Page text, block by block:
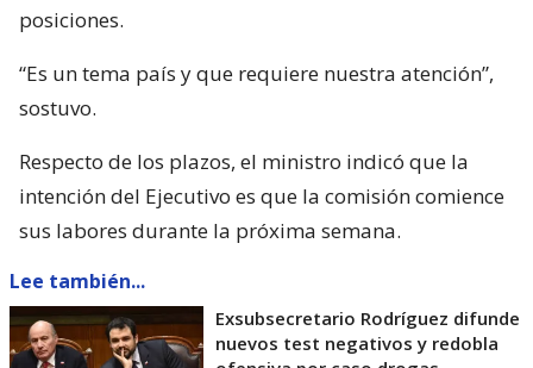
posiciones.
“Es un tema país y que requiere nuestra atención”,
sostuvo.
Respecto de los plazos, el ministro indicó que la
intención del Ejecutivo es que la comisión comience
sus labores durante la próxima semana.
Lee también...
Exsubsecretario Rodríguez difunde
nuevos test negativos y redobla